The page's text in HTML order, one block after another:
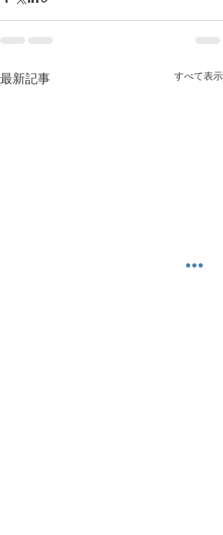
最新記事 すべて表示